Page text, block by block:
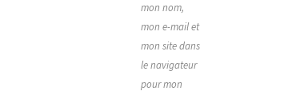
mon nom,
mon e-mail et
mon site dans
le navigateur
pour mon